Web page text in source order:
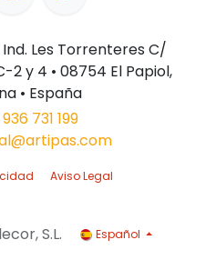
Ind. Les Torrenteres C/
2 y 4 • 08754 El Papiol,
• España
731 199
Aviso Legal
S.L. Español